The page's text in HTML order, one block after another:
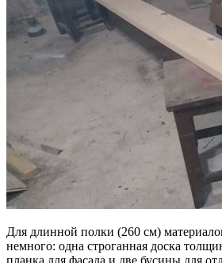
Для длинной полки (260 см)
немного: одна строганная доска
планка для фасада и две бусины для